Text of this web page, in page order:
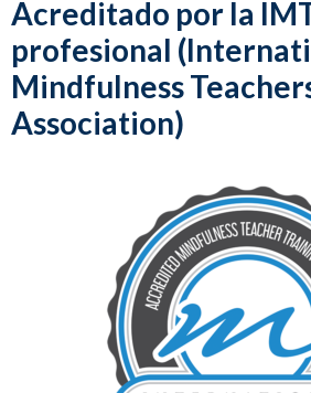
Acreditado por la
profesional
Mindfulness
Association)